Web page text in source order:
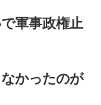
軍事政権止
かったのが